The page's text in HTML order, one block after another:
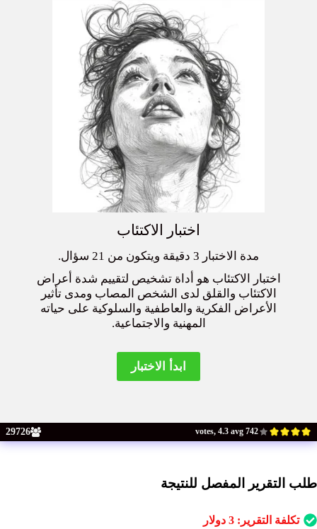
742 votes, 4.3 avg
29726
اختبار الاكتئاب
مدة الاختبار 3 دقيقة ويتكون من 21 سؤال.
اختبار الاكتئاب هو أداة تشخيص لتقييم شدة أعراض
الاكتئاب والقلق لدى الشخص المصاب ومدى تأثير
الأعراض الفكرية والعاطفية والسلوكية على حياته
المهنية والاجتماعية.
طلب التقرير المفصل للنتيجة
تكلفة التقرير: 3 دولار